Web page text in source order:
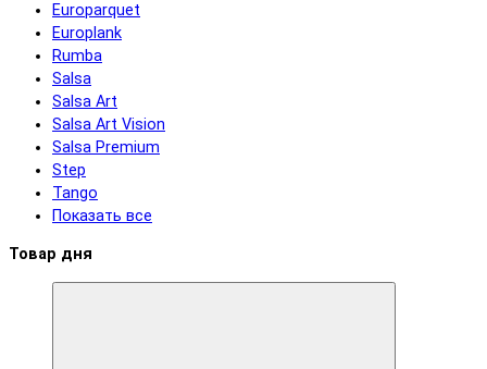
Europarquet
Europlank
Rumba
Salsa
Salsa Art
Salsa Art Vision
Salsa Premium
Step
Tango
Показать все
Товар дня